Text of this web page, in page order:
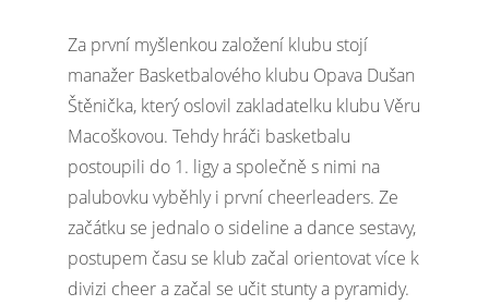
Za první myšlenkou založení klubu stojí
manažer Basketbalového klubu Opava Dušan
Štěnička, který oslovil zakladatelku klubu Věru
Macoškovou. Tehdy hráči basketbalu
postoupili do 1. ligy a společně s nimi na
palubovku vyběhly i první cheerleaders. Ze
začátku se jednalo o sideline a dance sestavy,
postupem času se klub začal orientovat více k
divizi cheer a začal se učit stunty a pyramidy.